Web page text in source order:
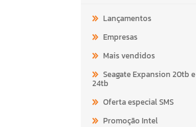
Lançamentos
Empresas
Mais vendidos
Seagate Expansion 20tb e
24tb
Oferta especial SMS
Promoção Intel